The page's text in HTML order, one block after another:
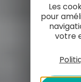
Les
pour
votre